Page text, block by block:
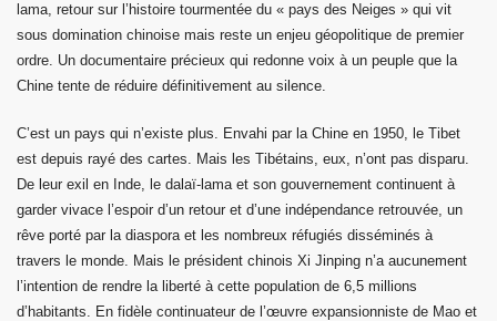
lama, retour sur l’histoire tourmentée du « pays des Neiges » qui vit
sous domination chinoise mais reste un enjeu géopolitique de premier
ordre. Un documentaire précieux qui redonne voix à un peuple que la
Chine tente de réduire définitivement au silence.
C’est un pays qui n’existe plus. Envahi par la Chine en 1950, le Tibet
est depuis rayé des cartes. Mais les Tibétains, eux, n’ont pas disparu.
De leur exil en Inde, le dalaï-lama et son gouvernement continuent à
garder vivace l’espoir d’un retour et d’une indépendance retrouvée, un
rêve porté par la diaspora et les nombreux réfugiés disséminés à
travers le monde. Mais le président chinois Xi Jinping n’a aucunement
l’intention de rendre la liberté à cette population de 6,5 millions
d’habitants. En fidèle continuateur de l’œuvre expansionniste de Mao et